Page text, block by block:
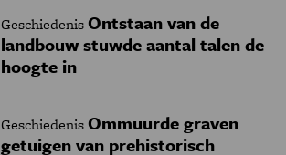
GeschiedenisOntstaan van de
landbouw stuwde aantal talen de
hoogte in
GeschiedenisOmmuurde graven
getuigen van prehistorisch